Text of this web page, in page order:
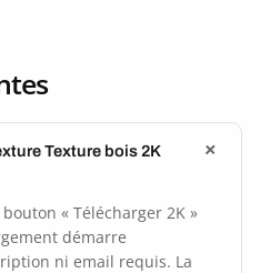
Texture bois 2K
« Télécharger 2K »
démarre
ni email requis. La